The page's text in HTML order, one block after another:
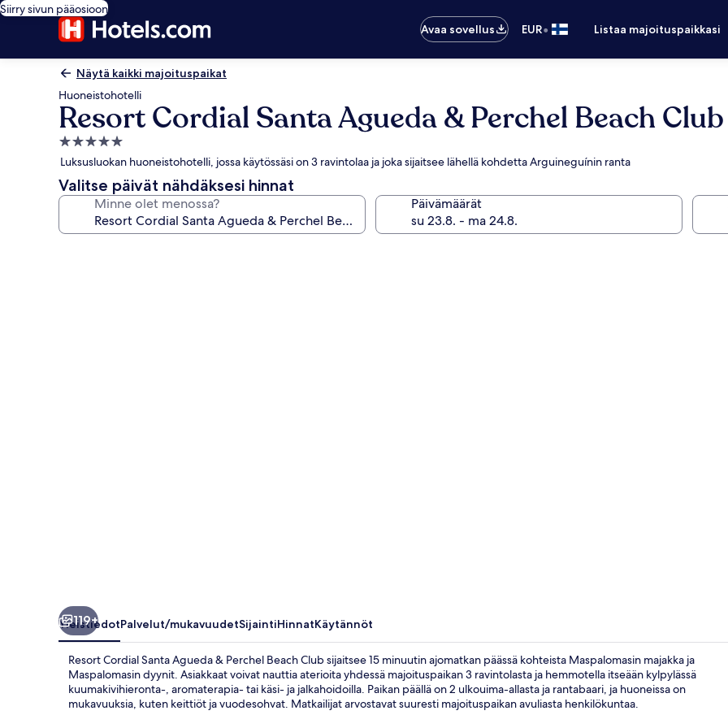
Siirry sivun pääosioon
Avaa sovellus
EUR• Listaa majoituspaikkasi
Näytä kaikki majoituspaikat
Huoneistohotelli
Resort Cordial Santa Agueda & Perchel Beach Club
5.0
tähden
majoituspaikka
Luksusluokan huoneistohotelli, jossa käytössäsi on 3 ravintolaa ja joka sijaitsee lähellä kohdetta Arguineguínin ranta
Valitse päivät nähdäksesi hinnat
Minne olet menossa? Päivämäärät
119+
YleistiedotPalvelut/mukavuudetSijaintiHinnatKäytännöt
Resort Cordial Santa Agueda & Perchel Beach Club sijaitsee 15 minuutin ajomatkan päässä kohteista Maspalomasin majakka ja
Maspalomasin dyynit. Asiakkaat voivat nauttia aterioita yhdessä majoituspaikan 3 ravintolasta ja hemmotella itseään kylpylässä
kuumakivihieronta-, aromaterapia- tai käsi- ja jalkahoidoilla. Paikan päällä on 2 ulkouima-allasta ja rantabaari, ja huoneissa on
mukavuuksia, kuten keittiöt ja vuodesohvat. Matkailijat arvostavat suuresti majoituspaikan avuliasta henkilökuntaa.